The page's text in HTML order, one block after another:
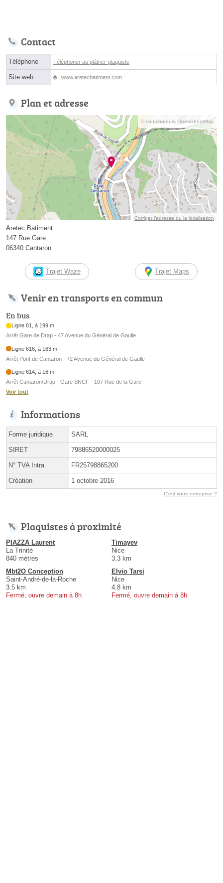
Contact
Téléphone Téléphoner au plâtrier-plaquiste
Site web www.aretecbatiment.com
Plan et adresse
© contributeurs OpenStreetMap
Corriger l’adresse ou la localisation
Aretec Batiment
147 Rue Gare
06340 Cantaron
Trajet Waze Trajet Maps
Venir en transports en commun
En bus
Ligne 81, à 199 m
Arrêt Gare de Drap - 47 Avenue du Général de Gaulle
Ligne 616, à 163 m
Arrêt Pont de Cantaron - 72 Avenue du Général de Gaulle
Ligne 614, à 16 m
Arrêt Cantaron/Drap - Gare SNCF - 107 Rue de la Gare
Voir tout
Informations
Forme juridique SARL
SIRET 79886520000025
N° TVA Intra. FR25798865200
Création 1 octobre 2016
C'est votre entreprise ?
Plaquistes à proximité
PIAZZA Laurent
La Trinité
840 mètres
Timayev
Nice
3.3 km
Mbt2O Conception
Saint-André-de-la-Roche
3.5 km
Fermé, ouvre demain à 8h
Elvio Tarsi
Nice
4.8 km
Fermé, ouvre demain à 8h